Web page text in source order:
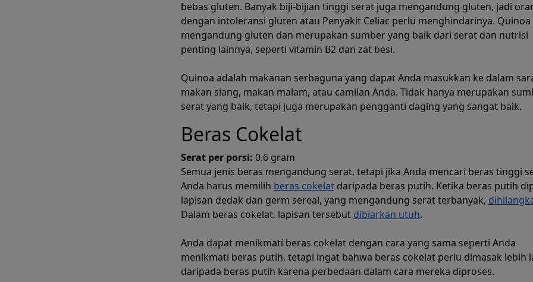
bebas gluten. Banyak biji-bijian tinggi serat juga mengandung gluten, jadi
dengan intoleransi gluten atau Penyakit Celiac perlu menghindarinya.
mengandung gluten dan merupakan sumber yang baik dari serat dan nutrisi
penting lainnya, seperti vitamin B2 dan zat besi.
Quinoa adalah makanan serbaguna yang dapat Anda masukkan ke dalam
makan siang, makan malam, atau camilan Anda. Tidak hanya merupakan
serat yang baik, tetapi juga merupakan pengganti daging yang sangat baik.
Beras Cokelat
Serat per porsi: 0.6 gram
Semua jenis beras mengandung serat, tetapi jika Anda mencari beras tinggi
Anda harus memilih beras cokelat daripada beras putih. Ketika beras putih
lapisan dedak dan germ sereal, yang mengandung serat terbanyak,
Dalam beras cokelat, lapisan tersebut dibiarkan utuh.
Anda dapat menikmati beras cokelat dengan cara yang sama seperti Anda
menikmati beras putih, tetapi ingat bahwa beras cokelat perlu dimasak lebih
daripada beras putih karena perbedaan dalam cara mereka diproses.